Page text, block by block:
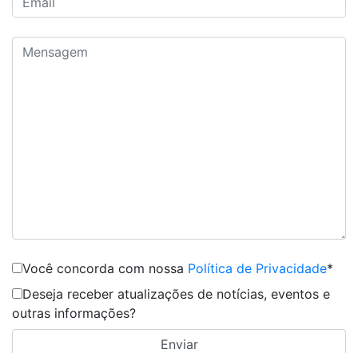
Você concorda com nossa Política de Privacidade*
Deseja receber atualizações de notícias, eventos e
outras informações?